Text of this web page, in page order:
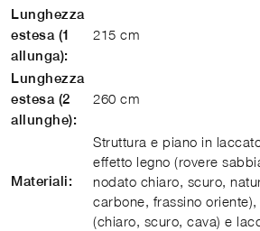
Lunghezza
estesa (1
allunga):
215 cm
Lunghezza
estesa (2
allunghe):
260 cm
Materiali:
Struttura e piano in
effetto legno (rovere
nodato chiaro, scuro,
carbone, frassino
(chiaro, scuro, cava) e